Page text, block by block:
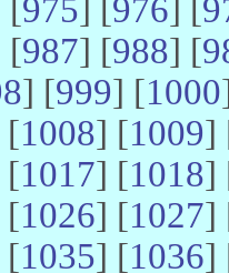
[975] [976] [
[987] [988] [
] [999] [1000
[1008] [1009]
[1017] [1018]
[1026] [1027]
[1035] [1036]